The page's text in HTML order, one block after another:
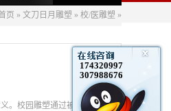
174320997
307988676
页 » 文刀日月雕塑 » 校/医雕塑 »
。校园雕塑通过被解